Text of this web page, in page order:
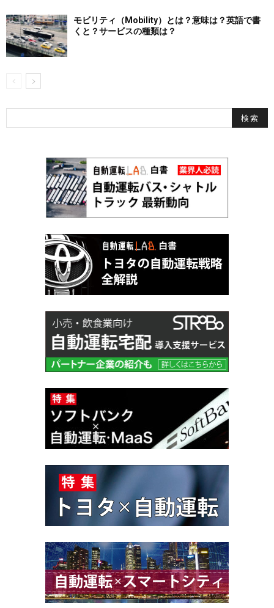
モビリティ（Mobility）とは？意味は？英語で書
くと？サービスの種類は？